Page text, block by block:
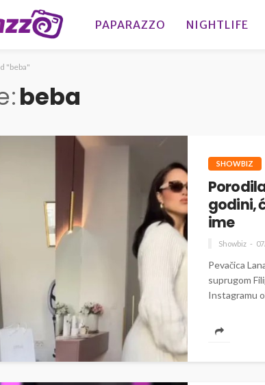
PAPARAZZO NIGHTLIFE
"beba"
beba
SHOWBIZ
godini,
ime
Showbiz
Pevačica
suprugom
Instagramu